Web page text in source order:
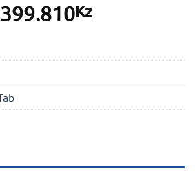
O
original
449.850Kz.
399.810KzO
atual